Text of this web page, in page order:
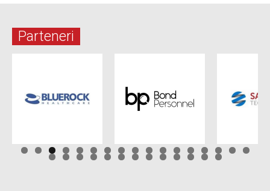
Parteneri